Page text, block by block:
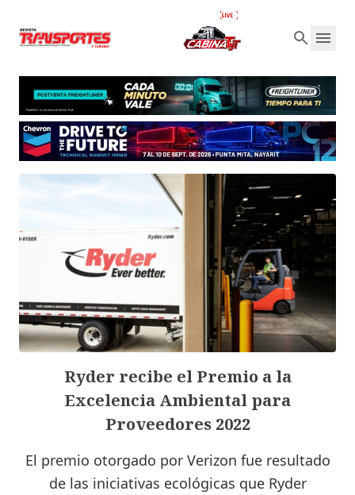
Ryder recibe el Premio a la
Excelencia Ambiental para
Proveedores 2022
El premio otorgado por Verizon fue resultado
de las iniciativas ecológicas que Ryder